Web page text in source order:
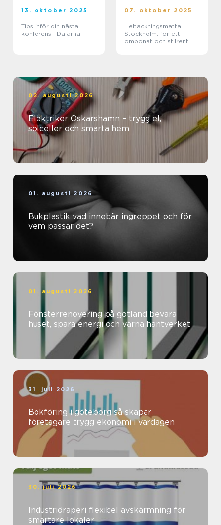
13. oktober 2025
Tips inför din nästa
konferens i Dalarna
07. oktober 2025
Heltäckningsmatta
Stockholm: för ett
ombonat och stilrent
02. augusti 2026
Elektriker Oskarshamn – trygg el,
solceller och smarta hem
01. augusti 2026
Bukplastik vad innebär ingreppet och för
vem passar det?
01. augusti 2026
Fönsterrenovering på gotland bevara
huset, spara energi och värna hantverket
31. juli 2026
Bokföring i göteborg så skapar
företagare trygg ekonomi i vardagen
30. juli 2026
Industridraperi flexibel avskärmning för
smartare lokaler